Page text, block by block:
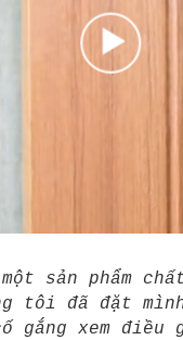
sản phẩm
tôi đã đặt
gắng xem